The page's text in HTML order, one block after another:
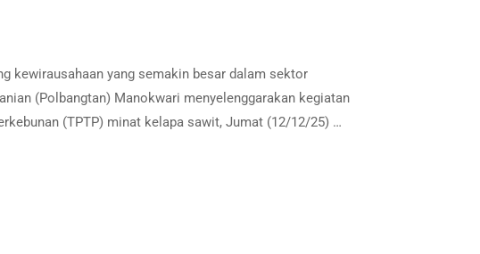
kewirausahaan yang semakin besar dalam sektor
(Polbangtan) Manokwari menyelenggarakan kegiatan
(TPTP) minat kelapa sawit, Jumat (12/12/25) …